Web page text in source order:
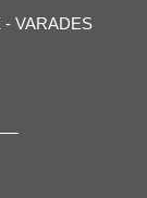
- VARADES